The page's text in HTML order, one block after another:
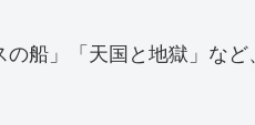
船」「天国と地獄」など、